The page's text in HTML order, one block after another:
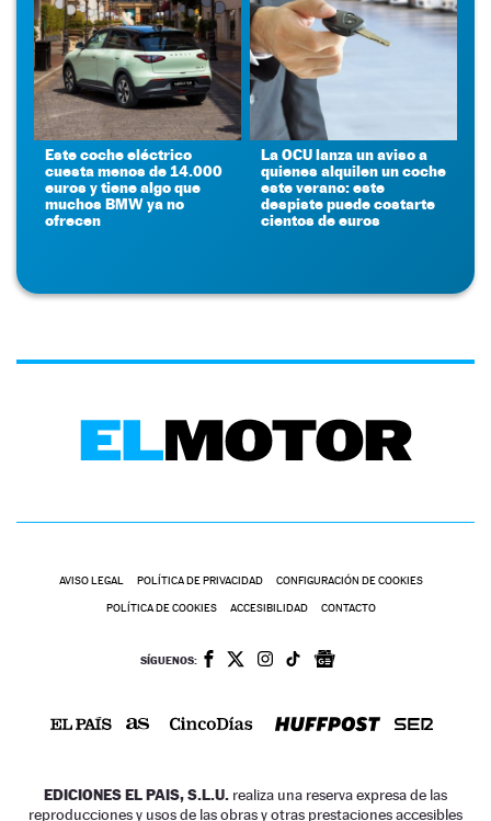
Este coche eléctrico
cuesta menos de 14.000
euros y tiene algo que
muchos BMW ya no
ofrecen
La OCU lanza un aviso a
quienes alquilen un coche
este verano: este
despiste puede costarte
cientos de euros
AVISO LEGAL POLÍTICA DE PRIVACIDAD CONFIGURACIÓN DE COOKIES
POLÍTICA DE COOKIES ACCESIBILIDAD CONTACTO
SÍGUENOS:
EDICIONES EL PAIS, S.L.U. realiza una reserva expresa de las
reproducciones y usos de las obras y otras prestaciones accesibles